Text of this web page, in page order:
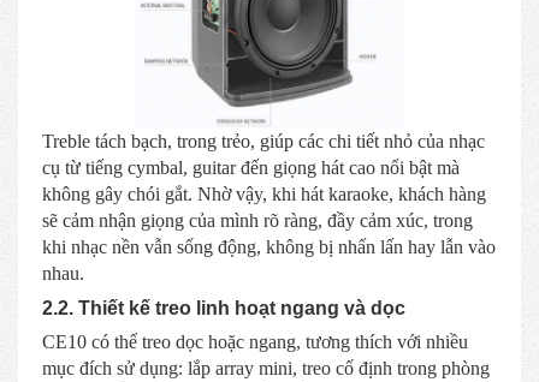
Treble tách bạch, trong trẻo, giúp các chi tiết nhỏ của nhạc
cụ từ tiếng cymbal, guitar đến giọng hát cao nổi bật mà
không gây chói gắt. Nhờ vậy, khi hát karaoke, khách hàng
sẽ cảm nhận giọng của mình rõ ràng, đầy cảm xúc, trong
khi nhạc nền vẫn sống động, không bị nhấn lấn hay lẫn vào
nhau.
2.2. Thiết kế treo linh hoạt ngang và dọc
CE10 có thể treo dọc hoặc ngang, tương thích với nhiều
mục đích sử dụng: lắp array mini, treo cố định trong phòng